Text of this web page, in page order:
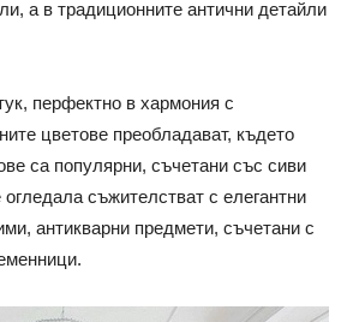
а в традиционните антични детайли
перфектно в хармония с
цветове преобладават, където
са популярни, съчетани със сиви
съжителстват с елегантни
антикварни предмети, съчетани с